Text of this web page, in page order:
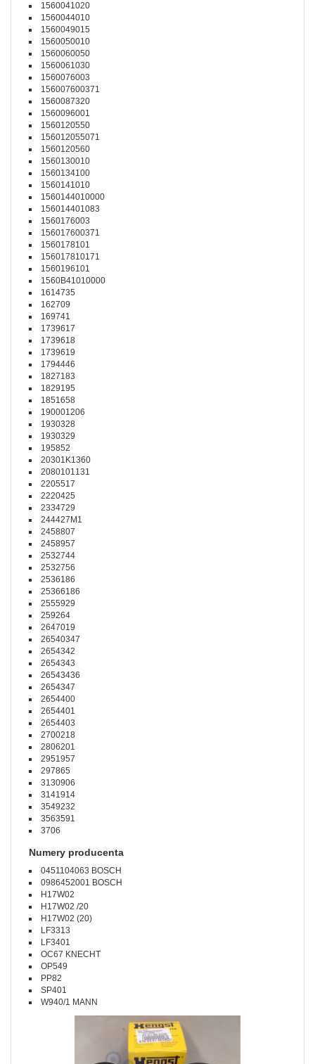
1560041020
1560044010
1560049015
1560050010
1560060050
1560061030
1560076003
156007600371
1560087320
1560096001
1560120550
156012055071
1560120560
1560130010
1560134100
1560141010
1560144010000
156014401083
1560176003
156017600371
1560178101
156017810171
1560196101
1560B41010000
1614735
162709
169741
1739617
1739618
1739619
1794446
1827183
1829195
1851658
190001206
1930328
1930329
195852
20301K1360
2080101131
2205517
2220425
2334729
244427M1
2458807
2458957
2532744
2532756
2536186
25366186
2555929
259264
2647019
26540347
2654342
2654343
26543436
2654347
2654400
2654401
2654403
2700218
2806201
2951957
297865
3130906
3141914
3549232
3563591
3706
Numery producenta
0451104063 BOSCH
0986452001 BOSCH
H17W02
H17W02 /20
H17W02 (20)
LF3313
LF3401
OC67 KNECHT
OP549
PP82
SP401
W940/1 MANN